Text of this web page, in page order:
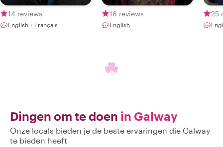
14 reviews
English・Français
16 reviews
English
25
Dingen om te doen in Galway
Onze locals bieden je de beste ervaringen die Galway
te bieden heeft